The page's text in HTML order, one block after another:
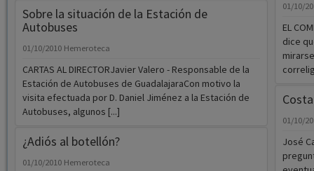
Sobre la situación de la Estación de
Autobuses
01/10/2010 Hemeroteca
CARTAS AL DIRECTORJavier Valero - Responsable de la
Estación de Autobuses de GuadalajaraCon motivo la
visita efectuada por D. Daniel Jiménez a la Estación de
Autobuses, algunos [...]
¿Adiós al botellón?
01/10/2010 Hemeroteca
01/10/
EL
dice
01/10/
José